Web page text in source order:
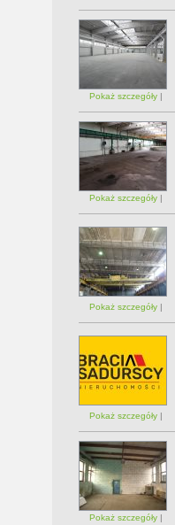
Pokaż szczegóły |
Pokaż szczegóły |
Pokaż szczegóły |
Pokaż szczegóły |
Pokaż szczegóły |